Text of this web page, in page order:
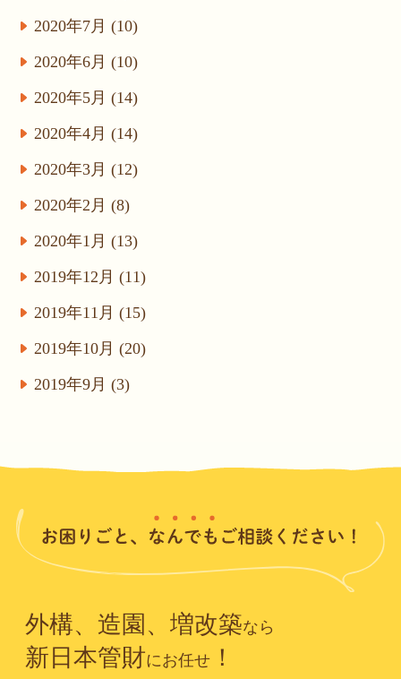
2020年7月 (10)
2020年6月 (10)
2020年5月 (14)
2020年4月 (14)
2020年3月 (12)
2020年2月 (8)
2020年1月 (13)
2019年12月 (11)
2019年11月 (15)
2019年10月 (20)
2019年9月 (3)
外構、造園、増改築なら
新日本管財にお任せ！